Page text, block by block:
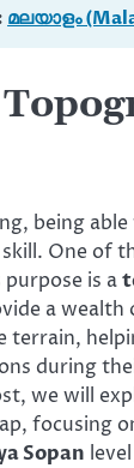
മലയാളം
being
One of
is a
a wealth
during
we will
focusing
Sopan